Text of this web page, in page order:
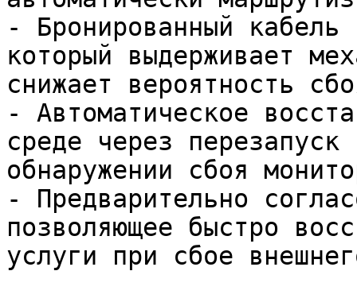
- Бронированный
который выдерживает
снижает вероятность
- Автоматическое
среде через
обнаружении сбоя
- Предварительно
позволяющее быстро
услуги при сбое